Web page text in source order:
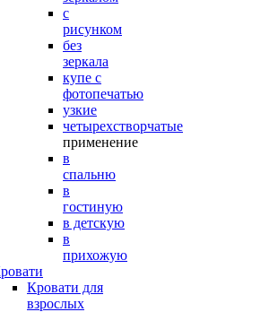
с
рисунком
без
зеркала
купе с
фотопечатью
узкие
четырехстворчатые
применение
в
спальню
в
гостиную
в детскую
в
прихожую
Кровати для
взрослых